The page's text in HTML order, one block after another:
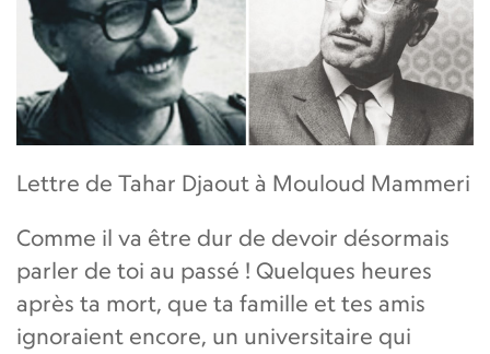
Lettre de Tahar Djaout à Mouloud Mammeri
Comme il va être dur de devoir désormais
parler de toi au passé ! Quelques heures
après ta mort, que ta famille et tes amis
ignoraient encore, un universitaire qui